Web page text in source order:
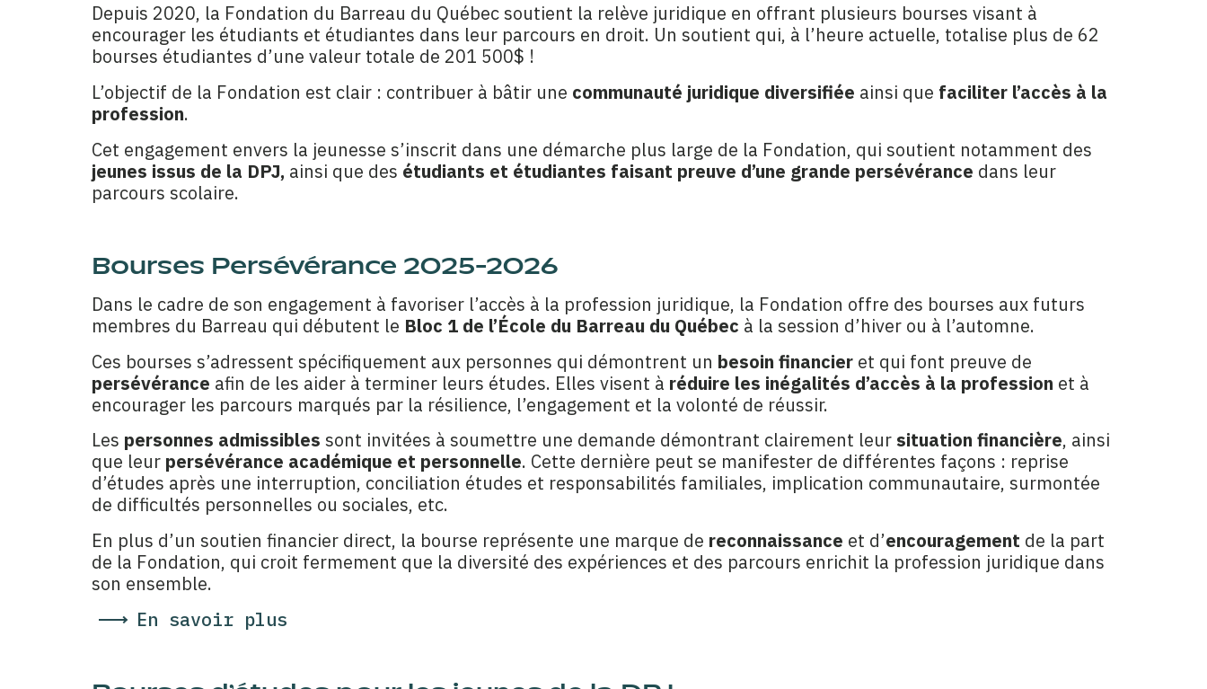
Depuis 2020, la Fondation du Barreau du Québec soutient la relève juridique en offrant plusieurs bourses visant à
encourager les étudiants et étudiantes dans leur parcours en droit. Un soutient qui, à l’heure actuelle, totalise plus de 62
bourses étudiantes d’une valeur totale de 201 500$ !
L’objectif de la Fondation est clair : contribuer à bâtir une communauté juridique diversifiée ainsi que faciliter l’accès à la
profession.
Cet engagement envers la jeunesse s’inscrit dans une démarche plus large de la Fondation, qui soutient notamment des
jeunes issus de la DPJ, ainsi que des étudiants et étudiantes faisant preuve d’une grande persévérance dans leur
parcours scolaire.
Bourses Persévérance 2025-2026
Dans le cadre de son engagement à favoriser l’accès à la profession juridique, la Fondation offre des bourses aux futurs
membres du Barreau qui débutent le Bloc 1 de l’École du Barreau du Québec à la session d’hiver ou à l’automne.
Ces bourses s’adressent spécifiquement aux personnes qui démontrent un besoin financier et qui font preuve de
persévérance afin de les aider à terminer leurs études. Elles visent à réduire les inégalités d’accès à la profession et à
encourager les parcours marqués par la résilience, l’engagement et la volonté de réussir.
Les personnes admissibles sont invitées à soumettre une demande démontrant clairement leur situation financière, ainsi
que leur persévérance académique et personnelle. Cette dernière peut se manifester de différentes façons : reprise
d’études après une interruption, conciliation études et responsabilités familiales, implication communautaire, surmontée
de difficultés personnelles ou sociales, etc.
En plus d’un soutien financier direct, la bourse représente une marque de reconnaissance et d’encouragement de la part
de la Fondation, qui croit fermement que la diversité des expériences et des parcours enrichit la profession juridique dans
son ensemble.
En savoir plus